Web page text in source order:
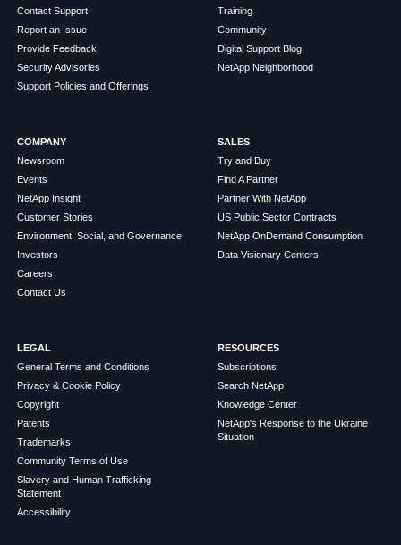
Contact Support
Report an Issue
Provide Feedback
Security Advisories
Support Policies and Offerings
Training
Community
Digital Support Blog
NetApp Neighborhood
COMPANY
Newsroom
Events
NetApp Insight
Customer Stories
Environment, Social, and Governance
Investors
Careers
Contact Us
SALES
Try and Buy
Find A Partner
Partner With NetApp
US Public Sector Contracts
NetApp OnDemand Consumption
Data Visionary Centers
LEGAL
General Terms and Conditions
Privacy & Cookie Policy
Copyright
Patents
Trademarks
Community Terms of Use
Slavery and Human Trafficking
Statement
Accessibility
RESOURCES
Subscriptions
Search NetApp
Knowledge Center
NetApp's Response to the Ukraine
Situation